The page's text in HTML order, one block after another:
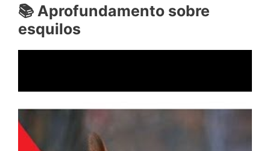
📚 Aprofundamento sobre
esquilos